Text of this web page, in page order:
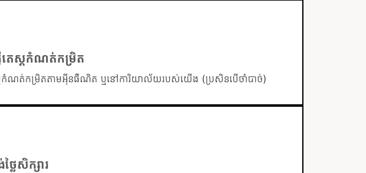
ើតេស្តកំណត់កម្រិត
ស្តកំណត់កម្រិតតាមអ៊ីនធឺណិត ឬនៅការិយាល័យរបស់យើង (ប្រសិនបើចាំបាច់)
លៃសិក្សារ